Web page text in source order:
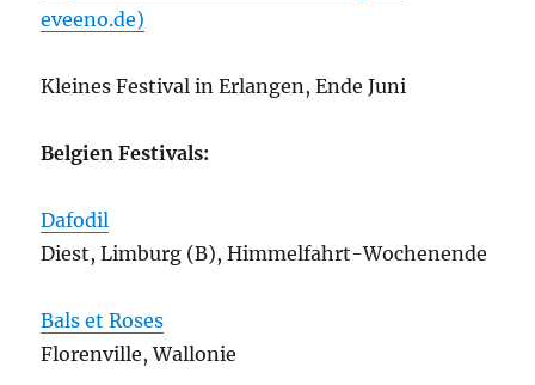
eveeno.de)
Kleines Festival in Erlangen, Ende Juni
Belgien Festivals:
Dafodil
Diest, Limburg (B), Himmelfahrt-Wochenende
Bals et Roses
Florenville, Wallonie